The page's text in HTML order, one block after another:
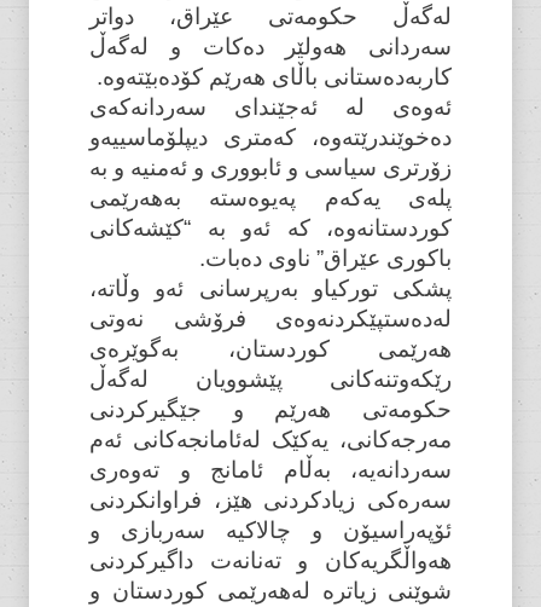
لەگەڵ حکومەتی عێراق، دواتر
سەردانی هەولێر دەکات و لەگەڵ
کاربەدەستانی باڵای هەرێم کۆدەبێتەوە.
ئەوەی لە ئەجێندای سەردانەکەی
دەخوێندرێتەوە، کەمتری دیپلۆماسییەو
زۆرتری سیاسی و ئابووری و ئەمنیە و بە
پلەی یەکەم پەیوەستە بەهەرێمی
کوردستانەوە، کە ئەو بە “کێشەکانی
باکوری عێراق” ناوی دەبات.
پشکی تورکیاو بەرپرسانی ئەو وڵاتە،
لەدەستپێکردنەوەی فرۆشی نەوتی
هەرێمی کوردستان، بەگوێرەی
رێکەوتنەکانی پێشوویان لەگەڵ
حکومەتی هەرێم و جێگیرکردنی
مەرجەکانی، یەکێک لەئامانجەکانی ئەم
سەردانەیە، بەڵام ئامانج و تەوەری
سەرەکی زیادکردنی هێز، فراوانکردنی
ئۆپەراسیۆن و چالاکیە سەربازی و
هەواڵگریەکان و تەنانەت داگیرکردنی
شوێنی زیاترە لەهەرێمی کوردستان و